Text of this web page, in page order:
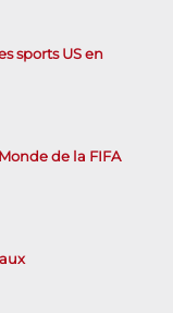
sports US en
de la FIFA